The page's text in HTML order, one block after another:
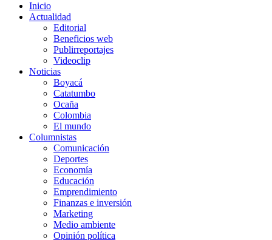
Inicio
Actualidad
Editorial
Beneficios web
Publirreportajes
Videoclip
Noticias
Boyacá
Catatumbo
Ocaña
Colombia
El mundo
Columnistas
Comunicación
Deportes
Economía
Educación
Emprendimiento
Finanzas e inversión
Marketing
Medio ambiente
Opinión política